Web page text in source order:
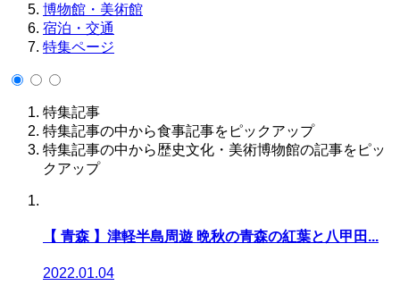
博物館・美術館
宿泊・交通
特集ページ
特集記事
特集記事の中から食事記事をピックアップ
特集記事の中から歴史文化・美術博物館の記事をピッ
クアップ
【 青森 】津軽半島周遊 晩秋の青森の紅葉と八甲田...
2022.01.04